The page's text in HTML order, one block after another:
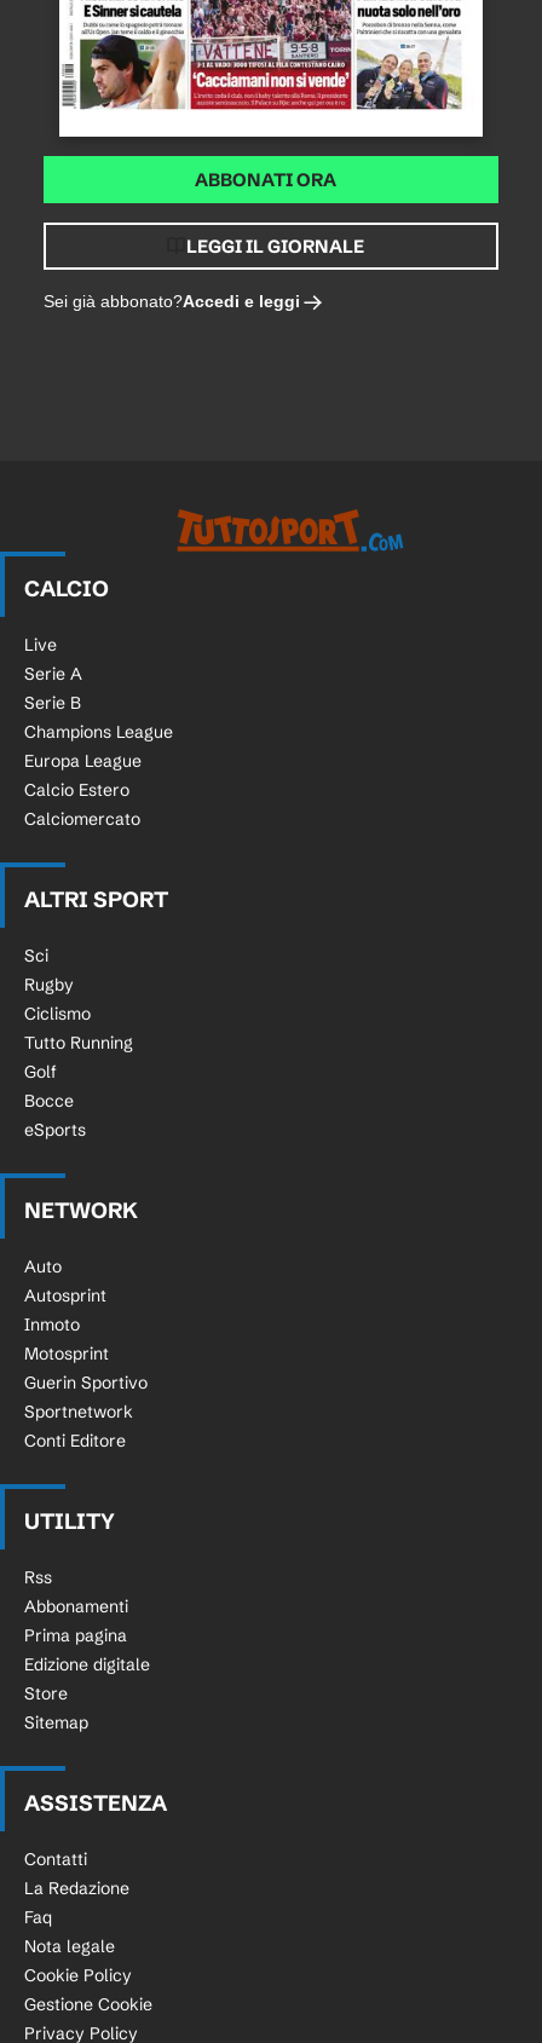
ABBONATI ORA
LEGGI IL GIORNALE
Sei già abbonato?Accedi e leggi
CALCIO
Live
Serie A
Serie B
Champions League
Europa League
Calcio Estero
Calciomercato
ALTRI SPORT
Sci
Rugby
Ciclismo
Tutto Running
Golf
Bocce
eSports
NETWORK
Auto
Autosprint
Inmoto
Motosprint
Guerin Sportivo
Sportnetwork
Conti Editore
UTILITY
Rss
Abbonamenti
Prima pagina
Edizione digitale
Store
Sitemap
ASSISTENZA
Contatti
La Redazione
Faq
Nota legale
Cookie Policy
Gestione Cookie
Privacy Policy